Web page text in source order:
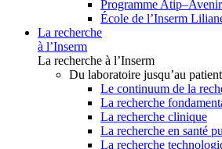
Programme Atip–Avenir
École de l’Inserm
La recherche
à l’Inserm
La recherche à l’Inserm
Du laboratoire jusqu’au patient
Le continuum de la
La recherche
La recherche clinique
La recherche en santé
La recherche